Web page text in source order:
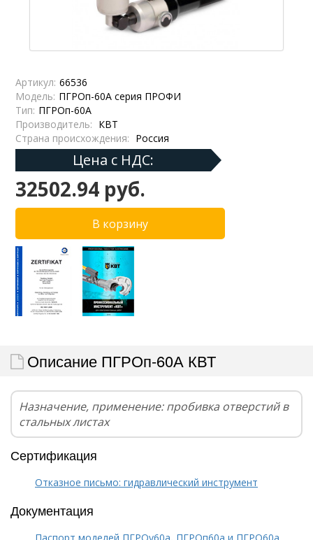
Артикул: 66536
Модель: ПГРОп-60А серия ПРОФИ
Тип: ПГРОп-60А
Производитель: КВТ
Страна происхождения: Россия
Цена с НДС:
32502.94 руб.
Описание ПГРОп-60А КВТ
Назначение, применение: пробивка отверстий в
стальных листах
Сертификация
Отказное письмо: гидравлический инструмент
Документация